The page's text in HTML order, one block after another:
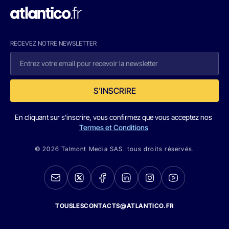
RECEVEZ NOTRE NEWSLETTER
S'INSCRIRE
En cliquant sur s'inscrire, vous confirmez que vous acceptez nos
Termes et Conditions
© 2026 Talmont Media SAS. tous droits réservés.
TOUSLESCONTACTS@ATLANTICO.FR